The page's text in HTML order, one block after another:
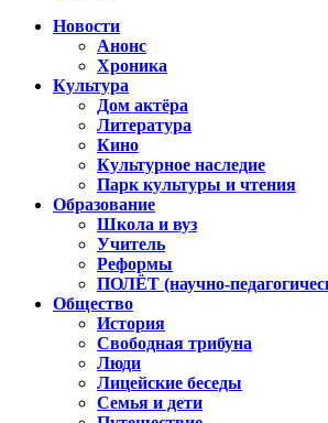
Новости
Анонс
Хроника
Культура
Дом актёра
Литература
Кино
Культурное наследие
Парк культуры и чтения
Образование
Школа и вуз
Учитель
Реформы
ПОЛЁТ (научно-
Общество
История
Свободная трибуна
Люди
Лицейские беседы
Семья и дети